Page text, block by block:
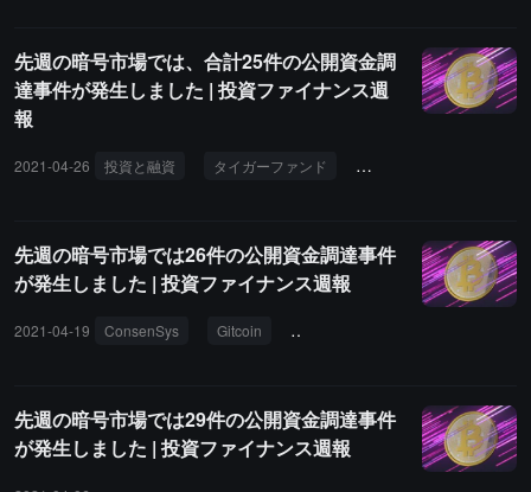
先週の暗号市場では、合計25件の公開資金調
達事件が発生しました | 投資ファイナンス週
報
2021-04-26 投資と融資 タイガーファンド NGC
先週の暗号市場では26件の公開資金調達事件
が発生しました | 投資ファイナンス週報
2021-04-19 ConsenSys Gitcoin
先週の暗号市場では29件の公開資金調達事件
が発生しました | 投資ファイナンス週報